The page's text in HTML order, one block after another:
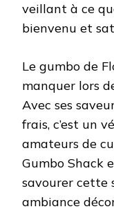
veillant à ce
bienvenu et
Le gumbo de
manquer lors
Avec ses
frais, c’est un
amateurs de
Gumbo Shack
savourer cette
ambiance